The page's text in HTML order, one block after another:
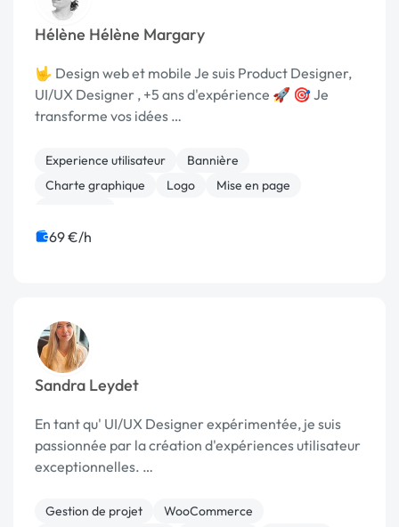
Hélène Hélène Margary
🤟 Design web et mobile Je suis Product Designer,
UI/UX Designer , +5 ans d'expérience 🚀 🎯 Je
transforme vos idées …
Experience utilisateur
Bannière
Charte graphique
Logo
Mise en page
69 €/h
Sandra Leydet
En tant qu' UI/UX Designer expérimentée, je suis
passionnée par la création d'expériences utilisateur
exceptionnelles. …
Gestion de projet
WooCommerce